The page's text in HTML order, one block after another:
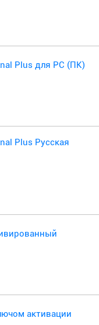
Plus для PC (ПК)
Plus Русская
активации